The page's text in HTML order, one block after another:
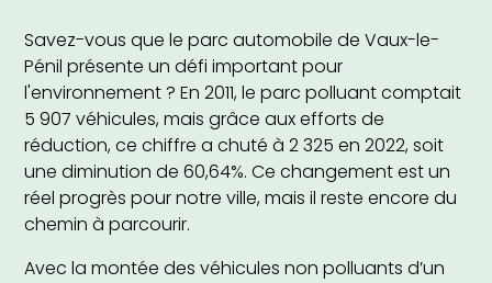
Savez-vous que le parc automobile de Vaux-le-
Pénil présente un défi important pour
l'environnement ? En 2011, le parc polluant comptait
5 907 véhicules, mais grâce aux efforts de
réduction, ce chiffre a chuté à 2 325 en 2022, soit
une diminution de 60,64%. Ce changement est un
réel progrès pour notre ville, mais il reste encore du
chemin à parcourir.
Avec la montée des véhicules non polluants d’un